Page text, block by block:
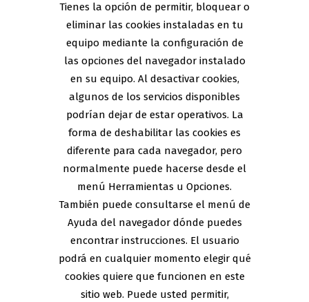
Tienes la opción de permitir, bloquear o
eliminar las cookies instaladas en tu
equipo mediante la configuración de
las opciones del navegador instalado
en su equipo. Al desactivar cookies,
algunos de los servicios disponibles
podrían dejar de estar operativos. La
forma de deshabilitar las cookies es
diferente para cada navegador, pero
normalmente puede hacerse desde el
menú Herramientas u Opciones.
También puede consultarse el menú de
Ayuda del navegador dónde puedes
encontrar instrucciones. El usuario
podrá en cualquier momento elegir qué
cookies quiere que funcionen en este
sitio web. Puede usted permitir,